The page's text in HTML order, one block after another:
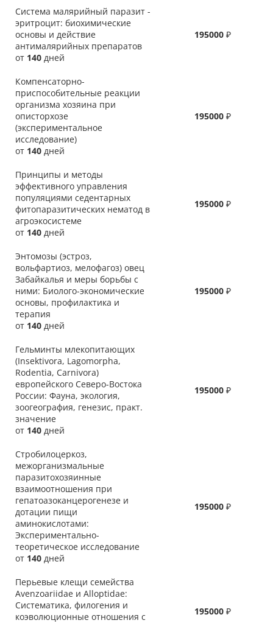
Система малярийный паразит -
эритроцит: биохимические
основы и действие
антималярийных препаратов
от 140 дней
195000 ₽
Компенсаторно-
приспособительные реакции
организма хозяина при
описторхозе
(экспериментальное
исследование)
от 140 дней
195000 ₽
Принципы и методы
эффективного управления
популяциями седентарных
фитопаразитических нематод в
агроэкосистеме
от 140 дней
195000 ₽
Энтомозы (эстроз,
вольфартиоз, мелофагоз) овец
Забайкалья и меры борьбы с
ними: Биолого-экономические
основы, профилактика и
терапия
от 140 дней
195000 ₽
Гельминты млекопитающих
(Insektivora, Lagomorpha,
Rodentia, Carnivora)
европейского Северо-Востока
России: Фауна, экология,
зоогеография, генезис, практ.
значение
от 140 дней
195000 ₽
Стробилоцеркоз,
межорганизмальные
паразитохозяинные
взаимоотношения при
гепатоазоканцерогенезе и
дотации пищи
аминокислотами:
Экспериментально-
теоретическое исследование
от 140 дней
195000 ₽
Перьевые клещи семейства
Avenzoariidae и Alloptidae:
Систематика, филогения и
коэволюционные отношения с
195000 ₽